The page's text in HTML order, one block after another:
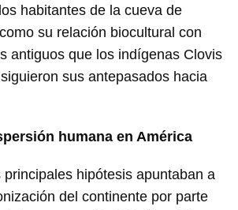
habitantes de la cueva de
su relación biocultural con
antiguos que los indígenas Clovis
sus antepasados hacia
humana en América
principales hipótesis apuntaban a
del continente por parte